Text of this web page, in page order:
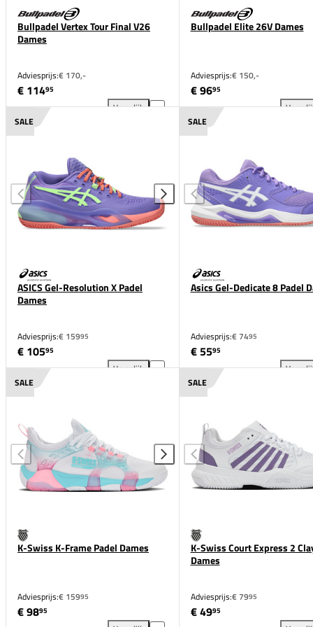
Bullpadel Vertex Tour Final V26
Dames
Adviesprijs:€ 170,-
€ 11495
Vergelijk
Bullpadel Vertex Tour Final V26 Dames toevoegen
Bullpadel Elite 26V Dames
Adviesprijs:€ 150,-
€ 9695
SALE
ASICS Gel-Resolution X Padel
Dames
Adviesprijs:€ 15995
€ 10595
Vergelijk
ASICS Gel-Resolution X Padel Dames toevoegen
SALE
Asics Gel-Dedicate 8 Padel
Adviesprijs:€ 7495
€ 5595
SALE
K-Swiss K-Frame Padel Dames
Adviesprijs:€ 15995
€ 9895
SALE
K-Swiss Court Express 2
Dames
Adviesprijs:€ 7995
€ 4995